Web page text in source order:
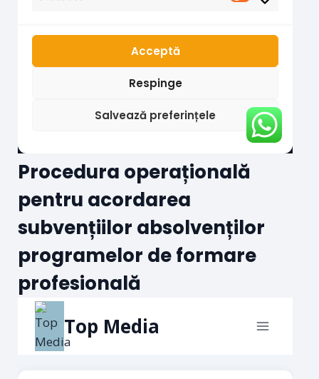
Procedura operațională
pentru acordarea
subvențiilor absolvenților
programelor de formare
profesională